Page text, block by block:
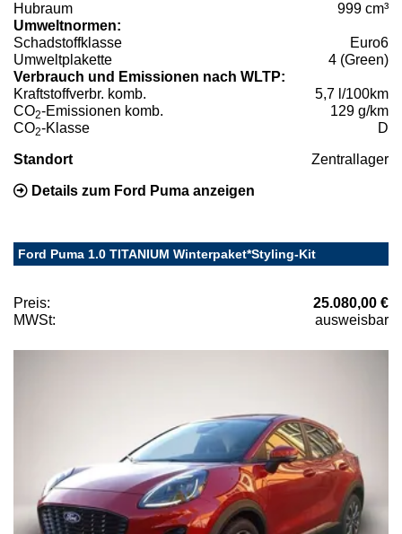
Hubraum
999 cm³
Umweltnormen:
Schadstoffklasse
Euro6
Umweltplakette
4 (Green)
Verbrauch und Emissionen nach WLTP:
Kraftstoffverbr. komb.
5,7 l/100km
CO2-Emissionen komb.
129 g/km
CO2-Klasse D
Standort Zentrallager
Details zum Ford Puma anzeigen
Ford Puma 1.0 TITANIUM Winterpaket*Styling-Kit
Preis:
25.080,00 €
MWSt:
ausweisbar